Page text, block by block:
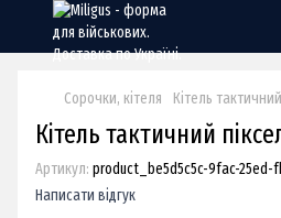
Сорочки, кітеля Кітель
Кітель тактичний
Артикул: product_be5d5c5c-9fac-
Написати відгук